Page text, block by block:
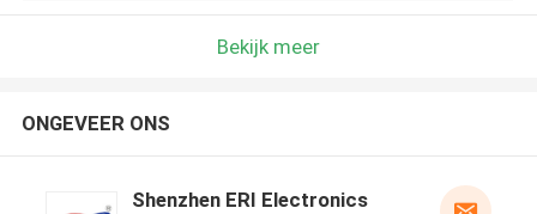
Bekijk meer
ONGEVEER ONS
Shenzhen ERI Electronics